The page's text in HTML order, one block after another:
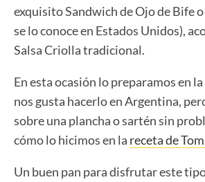
exquisito Sandwich de Ojo de Bife o
se lo conoce en Estados Unidos),
Salsa Criolla tradicional.
En esta ocasión lo preparamos en
nos gusta hacerlo en Argentina,
sobre una plancha o sartén sin
cómo lo hicimos en la receta de
Un buen pan para disfrutar este